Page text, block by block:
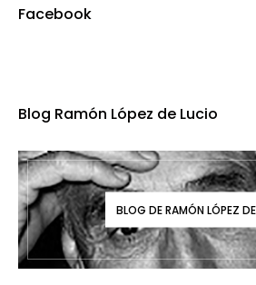
Facebook
Blog Ramón López de Lucio
BLOG DE RAMÓN LÓPEZ